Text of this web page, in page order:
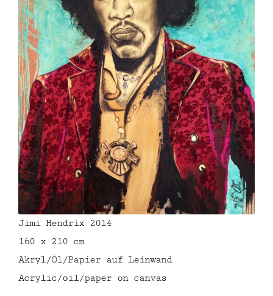
Jimi Hendrix 2014
160 x 210 cm
Akryl/Öl/Papier auf Leinwand
Acrylic/oil/paper on canvas